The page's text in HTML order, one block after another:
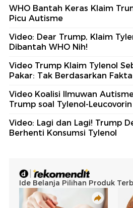
WHO Bantah Keras Klaim
Picu Autisme
Video: Dear Trump, Klaim
Dibantah WHO Nih!
Video Trump Klaim Tylenol
Pakar: Tak Berdasarkan Fakta
Video Koalisi Ilmuwan
Trump soal Tylenol-Leucovorin
Video: Lagi dan Lagi! Trump
Berhenti Konsumsi Tylenol